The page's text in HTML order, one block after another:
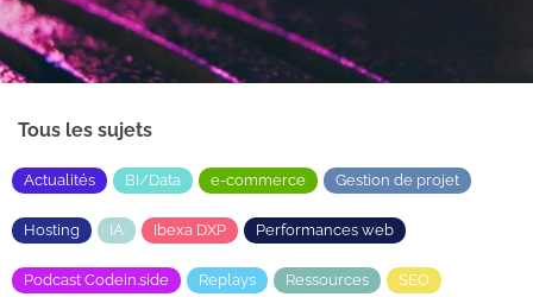
Tous les sujets
Actualités BI/Data e-commerce Gestion de projet
Hosting IA Ibexa DXP Performances web
Podcast Codein.side Replays Ressources SEO